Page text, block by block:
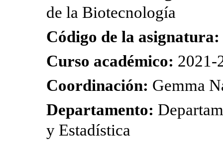
de la Biotecnología
Código de la
Curso académico: 2021-
Coordinación: Gemma
Departamento:
y Estadística